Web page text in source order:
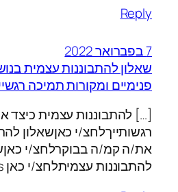
Reply
7 בפברואר 2022
שאלון להתבוננות עצמית
פנימיים ומקורות תמיכה
[…] להתבוננות עצמית
רגשותייךלחצ/י כאןשאלון
את/ה קמ/ה בבוקרלחצ/י
להתבוננות עצמיתלחצ/י כאן Previous […]